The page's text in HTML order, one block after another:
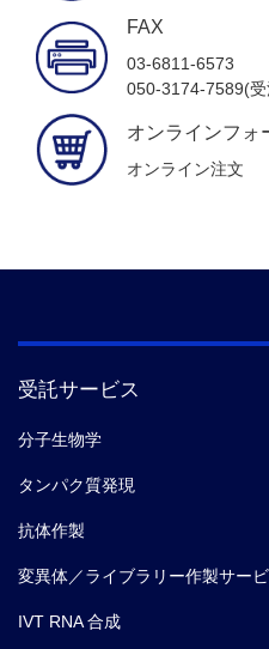
FAX
03-6811-6573
050-3174-7589(受
オンラインフォ
オンライン注文
受託サービス
分子生物学
タンパク質発現
抗体作製
変異体／ライブラリー作製サー
IVT RNA 合成